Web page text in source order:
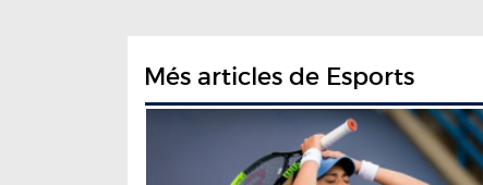
Més articles de Esports